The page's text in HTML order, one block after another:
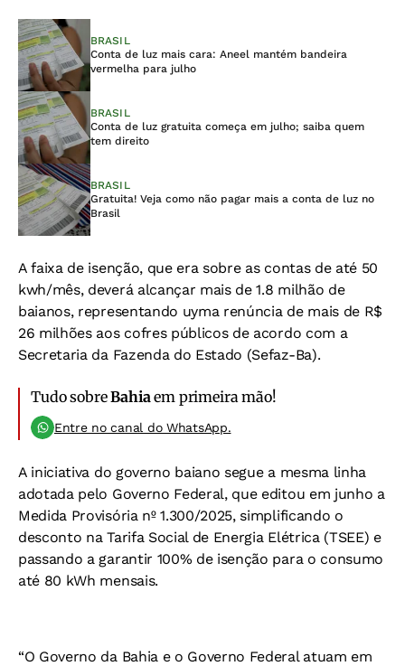
BRASIL
Conta de luz mais cara: Aneel mantém bandeira
vermelha para julho
BRASIL
Conta de luz gratuita começa em julho; saiba quem
tem direito
BRASIL
Gratuita! Veja como não pagar mais a conta de luz no
Brasil
A faixa de isenção, que era sobre as contas de até 50
kwh/mês, deverá alcançar mais de 1.8 milhão de
baianos, representando uyma renúncia de mais de R$
26 milhões aos cofres públicos de acordo com a
Secretaria da Fazenda do Estado (Sefaz-Ba).
Tudo sobreBahia em primeira mão!
Entre no canal do WhatsApp.
A iniciativa do governo baiano segue a mesma linha
adotada pelo Governo Federal, que editou em junho a
Medida Provisória nº 1.300/2025, simplificando o
desconto na Tarifa Social de Energia Elétrica (TSEE) e
passando a garantir 100% de isenção para o consumo
até 80 kWh mensais.
“O Governo da Bahia e o Governo Federal atuam em